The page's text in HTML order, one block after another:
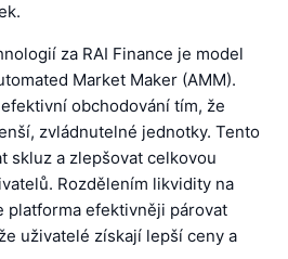
za RAI Finance je model
Market Maker (AMM).
obchodování tím, že
zvládnutelné jednotky. Tento
skluz a zlepšovat celkovou
Rozdělením likvidity na
platforma efektivněji párovat
uživatelé získají lepší ceny a